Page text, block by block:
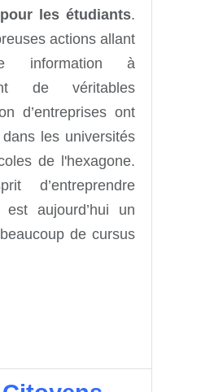
les étudiants.
actions allant
information à
de véritables
d’entreprises ont
les universités
de l'hexagone.
d’entreprendre
aujourd’hui un
de cursus